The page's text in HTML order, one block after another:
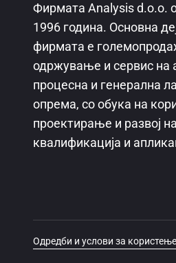
Фирмата Analysis d.o.o.
1996 година. Основна
фирмата е
одржување и сервис на
процесна и генерална
опрема, со обука на
проектирање и развој
квалификација и
Одредби и услови за користење